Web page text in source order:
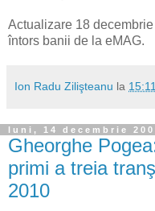
Actualizare 18
întors banii de la eMAG.
Ion Radu Zilişteanu la 15:11
luni, 14 decembrie
Gheorghe
primi a treia
2010